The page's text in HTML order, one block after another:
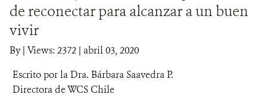
DONA
de reconectar para alcanzar a un buen
vivir
By| Views: 2372 | abril 03, 2020
Escrito por la Dra. Bárbara Saavedra P.
Directora de WCS Chile